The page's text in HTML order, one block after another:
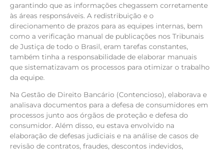
garantindo que as informações chegassem corretamente
às áreas responsáveis. A redistribuição e o
direcionamento de prazos para as equipes internas, bem
como a verificação manual de publicações nos Tribunais
de Justiça de todo o Brasil, eram tarefas constantes,
também tinha a responsabilidade de elaborar manuais
que sistematizavam os processos para otimizar o trabalho
da equipe.
Na Gestão de Direito Bancário (Contencioso), elaborava e
analisava documentos para a defesa de consumidores em
processos junto aos órgãos de proteção e defesa do
consumidor. Além disso, eu estava envolvido na
elaboração de defesas judiciais e na análise de casos de
revisão de contratos, fraudes, descontos indevidos,